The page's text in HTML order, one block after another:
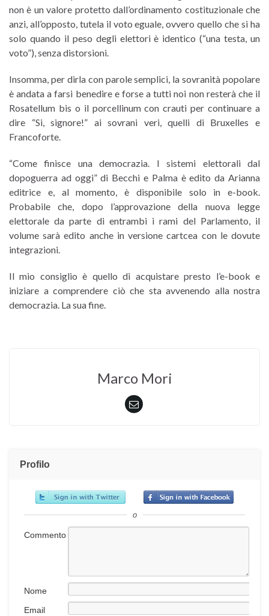
non è un valore protetto dall’ordinamento costituzionale che
anzi, all’opposto, tutela il voto eguale, ovvero quello che si ha
solo quando il peso degli elettori è identico (“una testa, un
voto”), senza distorsioni.
Insomma, per dirla con parole semplici, la sovranità popolare
è andata a farsi benedire e forse a tutti noi non resterà che il
Rosatellum bis o il porcellinum con crauti per continuare a
dire “Si, signore!” ai sovrani veri, quelli di Bruxelles e
Francoforte.
“Come finisce una democrazia. I sistemi elettorali dal
dopoguerra ad oggi” di Becchi e Palma è edito da Arianna
editrice e, al momento, è disponibile solo in e-book.
Probabile che, dopo l’approvazione della nuova legge
elettorale da parte di entrambi i rami del Parlamento, il
volume sarà edito anche in versione cartcea con le dovute
integrazioni.
Il mio consiglio è quello di acquistare presto l’e-book e
iniziare a comprendere ciò che sta avvenendo alla nostra
democrazia. La sua fine.
Marco Mori
Profilo
o
Commento
Nome
Email